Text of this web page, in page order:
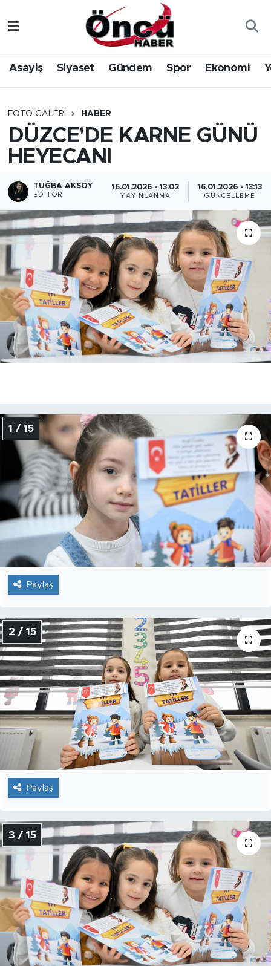
Asayiş Siyaset Gündem Spor Ekonomi
FOTO GALERI HABER
DÜZCE'DE KARNE GÜNÜ
HEYECANI
TUĞBA AKSOY
EDITÖR
16.01.2026 - 13:02
YAYINLANMA
16.01.2026 - 13:13
GÜNCELLEME
1 / 15
Paylaş
2 / 15
Paylaş
3 / 15
Gündem
Sağlık & Çevre
Spor
Yerel Haber
Öncü Radyo Dinle
Öncü TV İzle
Düzce Nöbetçi Eczaneler
Düzce Hava Durumu
Düzce Namaz Vakitleri
Düzce Trafik Yoğunluk Haritası
Tüm Manşetler
Son Dakika Haberleri
Haber Arşivi